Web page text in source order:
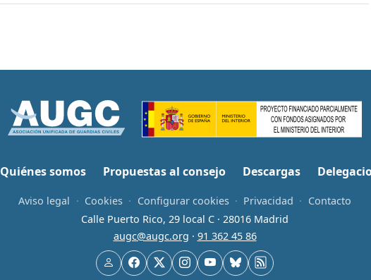
Quiénes somos Propuestas al consejo Descargas
Aviso legal · Cookies · Configurar cookies · Privacidad · Contacto
Calle Puerto Rico, 29 local C · 28016 Madrid
augc@augc.org · 91 362 45 86
UsuarioFacebook
X Instagram
YouTube
Bluesky
RSS